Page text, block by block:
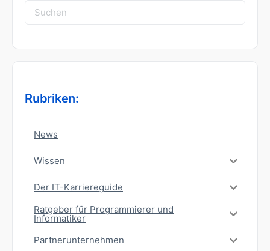
Suchen
nach:
Rubriken:
News
Wissen
Der IT-Karriereguide
Ratgeber für Programmierer und
Informatiker
Partnerunternehmen